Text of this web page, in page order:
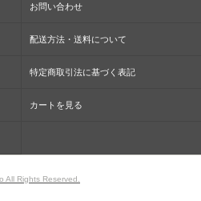
お問い合わせ
配送方法・送料について
特定商取引法に基づく表記
カートを見る
All Rights Reserved.